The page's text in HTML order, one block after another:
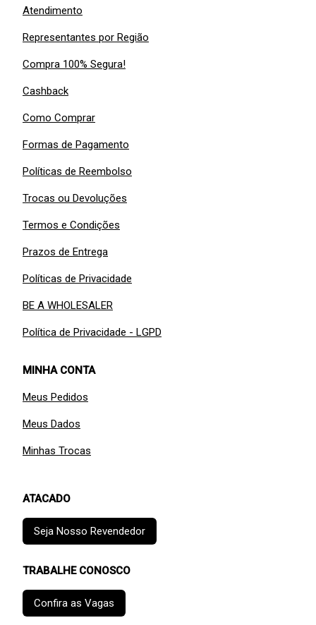
Atendimento
Representantes por Região
Compra 100% Segura!
Cashback
Como Comprar
Formas de Pagamento
Políticas de Reembolso
Trocas ou Devoluções
Termos e Condições
Prazos de Entrega
Políticas de Privacidade
BE A WHOLESALER
Política de Privacidade - LGPD
MINHA CONTA
Meus Pedidos
Meus Dados
Minhas Trocas
ATACADO
Seja Nosso Revendedor
TRABALHE CONOSCO
Confira as Vagas